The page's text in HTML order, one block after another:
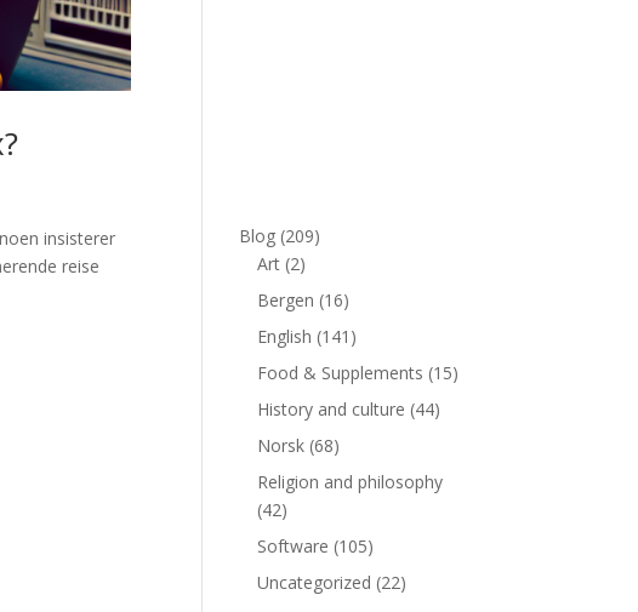
insisterer
reise
Blog (209)
Art (2)
Bergen (16)
English (141)
Food & Supplements (15)
History and culture (44)
Norsk (68)
Religion and philosophy
(42)
Software (105)
Uncategorized (22)